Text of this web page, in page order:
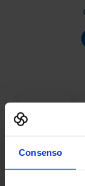
Consenso